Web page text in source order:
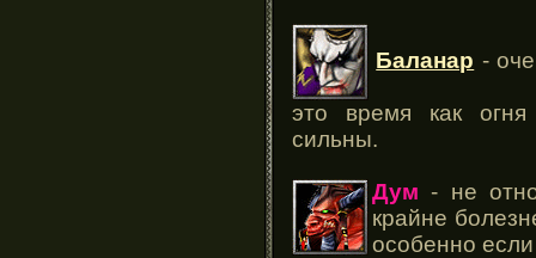
Баланар -
это время как огня
сильны.
Дум- не
крайне
особенно